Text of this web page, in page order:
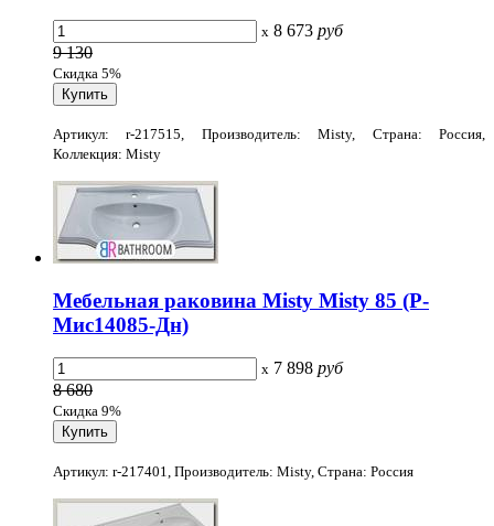
x 8 673 руб
9 130
Скидка 5%
Артикул: r-217515, Производитель: Misty, Страна: Россия,
Коллекция: Misty
Мебельная раковина Misty Misty 85 (Р-
Мис14085-Дн)
x 7 898 руб
8 680
Скидка 9%
Артикул: r-217401, Производитель: Misty, Страна: Россия